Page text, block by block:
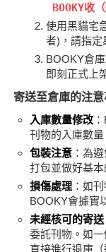
BOOKY收
使用黑貓宅
者)，請指定
BOOKY倉
即刻正式上
寄送至倉庫的注
入庫數量修改
刊物的入庫數
包裝注意 ：為
打包並做好基
損傷處理 ：如
BOOKY會據實
未經核可的寄送
委託刊物。如
直接進行退庫